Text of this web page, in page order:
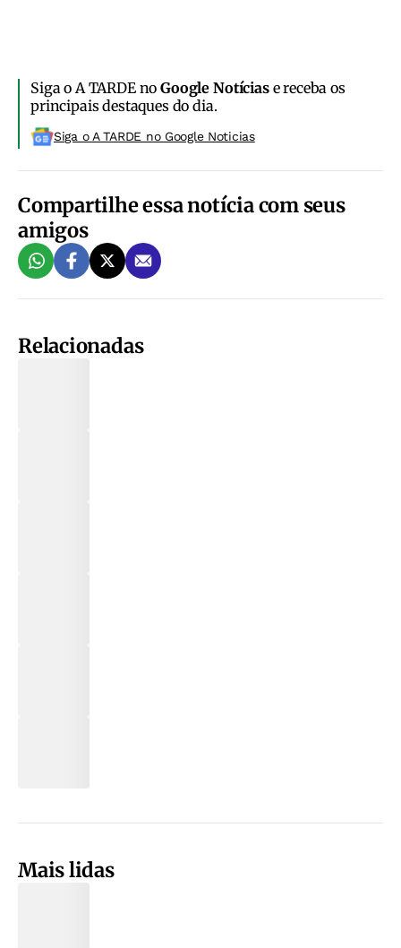
Siga o A TARDE noGoogle Notíciase receba os
principais destaques do dia.
Siga o A TARDE no Google Noticias
Compartilhe essa notícia com seus
amigos
Relacionadas
Mais lidas